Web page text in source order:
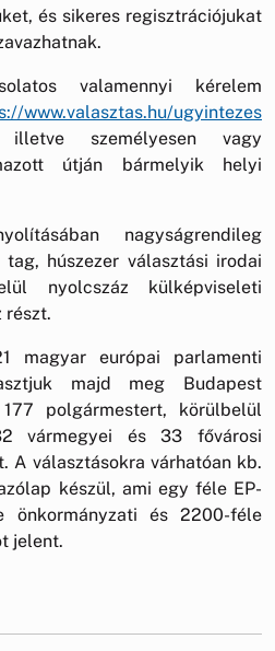
és sikeres regisztrációjukat
valamennyi kérelem
www.valasztas.hu/ugyintezes
illetve személyesen vagy
útján bármelyik helyi
nagyságrendileg
húszezer választási irodai
nyolcszáz külképviseleti
részt.
magyar európai parlamenti
majd meg Budapest
polgármestert, körülbelül
vármegyei és 33 fővárosi
A választásokra várhatóan kb.
készül, ami egy féle EP-
önkormányzati és 2200-féle
jelent.